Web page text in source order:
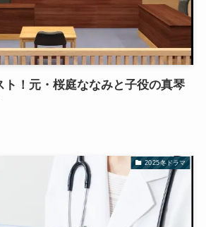
ト！元・桜庭ななみと子役の真琴
2025冬ドラマ